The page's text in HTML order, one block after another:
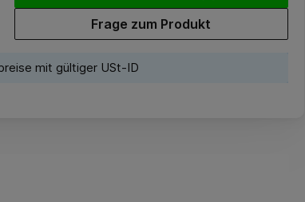
Frage zum Produkt
mit gültiger USt-ID